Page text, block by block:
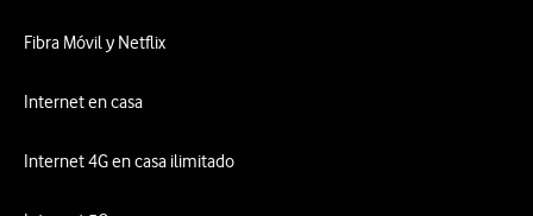
Fibra Móvil y Netflix
Internet en casa
Internet 4G en casa ilimitado